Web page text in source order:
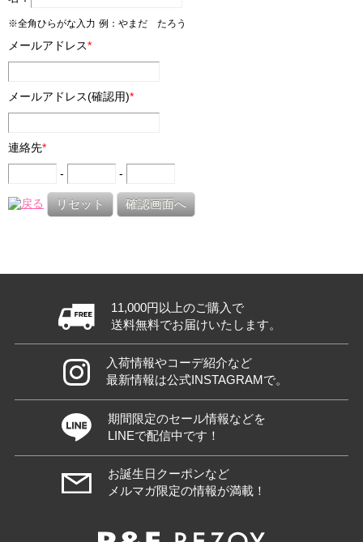
※全角ひらがな入力 例：やまだ たろう
メールアドレス*
メールアドレス(確認用)*
連絡先*
-
-
リセット 確認画面へ
11,000円以上のご購入で
送料無料でお届けいたします。
入荷情報やコーデ紹介など
最新情報は公式INSTAGRAMで。
期間限定のセール情報などを
LINEで配信中です！
お誕生日クーポンなど
メルマガ限定の情報が満載！